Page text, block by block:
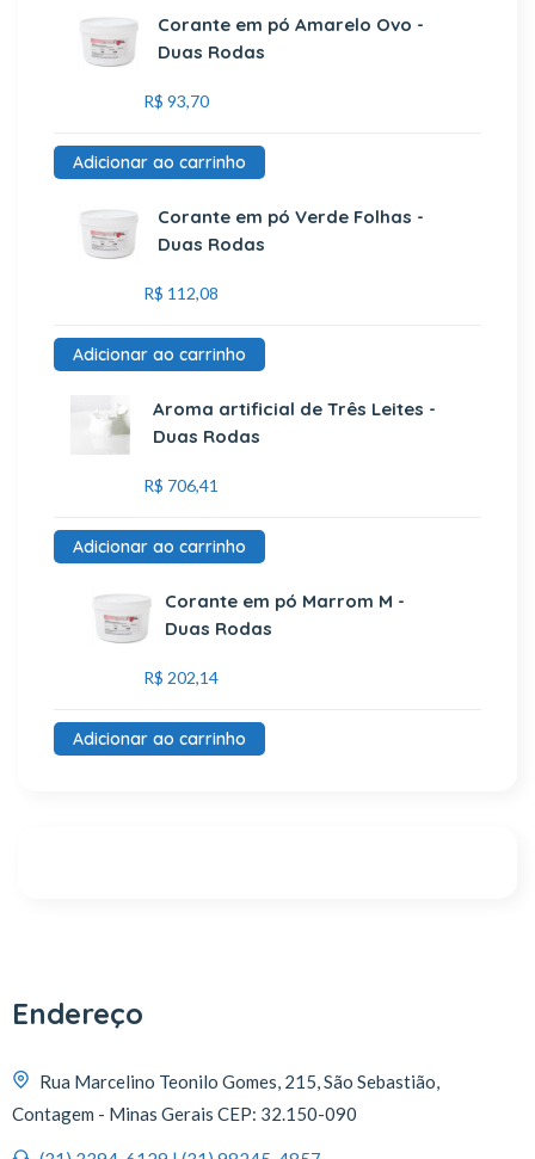
Corante em pó Amarelo Ovo -
Duas Rodas
R$ 93,70
Adicionar ao carrinho
Corante em pó Verde Folhas -
Duas Rodas
R$ 112,08
Adicionar ao carrinho
Aroma artificial de Três Leites -
Duas Rodas
R$ 706,41
Adicionar ao carrinho
Corante em pó Marrom M -
Duas Rodas
R$ 202,14
Adicionar ao carrinho
Endereço
Rua Marcelino Teonilo Gomes, 215, São Sebastião,
Contagem - Minas Gerais CEP: 32.150-090